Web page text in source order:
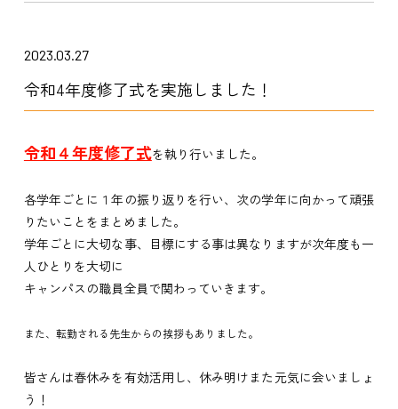
2023.03.27
令和4年度修了式を実施しました！
令和４年度修了式を執り行いました。
各学年ごとに１年の振り返りを行い、次の学年に向かって頑張
りたいことをまとめました。
学年ごとに大切な事、目標にする事は異なりますが次年度も一
人ひとりを大切に
キャンパスの職員全員で関わっていきます。
また、 転勤される先生からの挨拶もありました。
皆さんは春休みを有効活用し、休み明けまた元気に会いましょ
う！